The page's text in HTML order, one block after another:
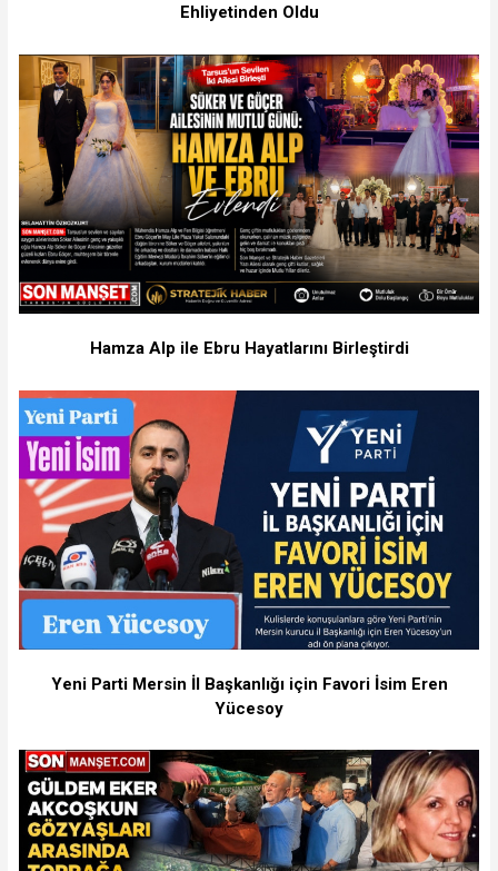
Ehliyetinden Oldu
Hamza Alp ile Ebru Hayatlarını Birleştirdi
Yeni Parti Mersin İl Başkanlığı için Favori İsim Eren
Yücesoy